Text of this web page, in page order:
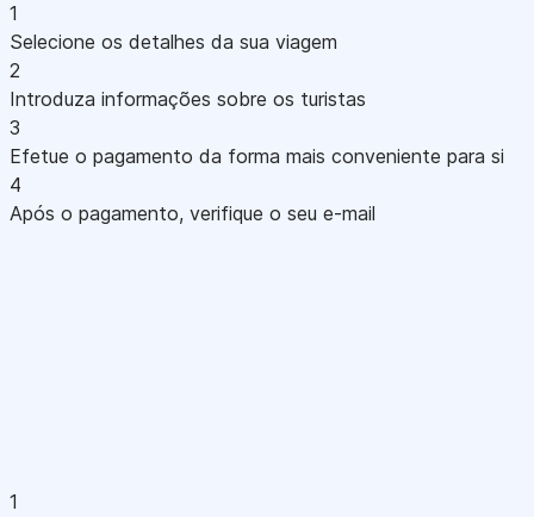
1
Selecione os detalhes da sua viagem
2
Introduza informações sobre os turistas
3
Efetue o pagamento da forma mais conveniente para si
4
Após o pagamento, verifique o seu e-mail
1